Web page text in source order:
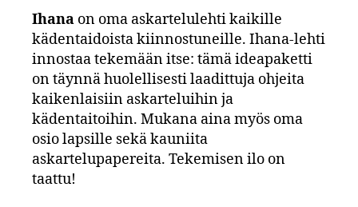
Ihana on oma askartelulehti kaikille
kädentaidoista kiinnostuneille. Ihana-lehti
innostaa tekemään itse: tämä ideapaketti
on täynnä huolellisesti laadittuja ohjeita
kaikenlaisiin askarteluihin ja
kädentaitoihin. Mukana aina myös oma
osio lapsille sekä kauniita
askartelupapereita. Tekemisen ilo on
taattu!